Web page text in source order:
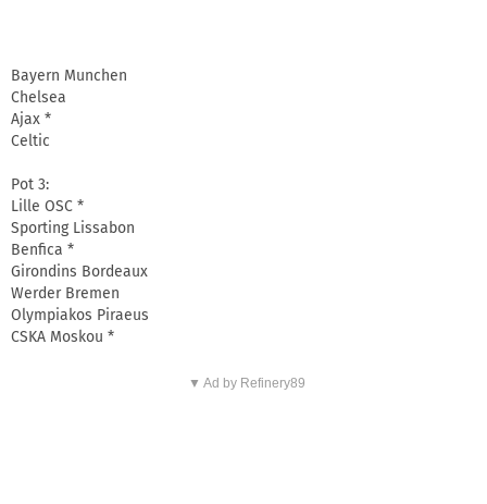
Bayern Munchen
Chelsea
Ajax *
Celtic
Pot 3:
Lille OSC *
Sporting Lissabon
Benfica *
Girondins Bordeaux
Werder Bremen
Olympiakos Piraeus
CSKA Moskou *
▼ Ad by Refinery89